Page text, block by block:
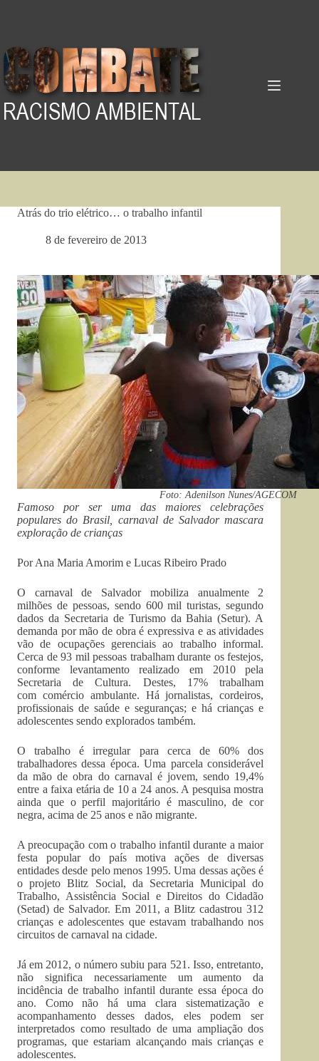
Atrás do trio elétrico… o trabalho infantil
8 de fevereiro de 2013
Foto: Adenilson Nunes/AGECOM
Famoso por ser uma das maiores celebrações
populares do Brasil, carnaval de Salvador mascara
exploração de crianças
Por Ana Maria Amorim e Lucas Ribeiro Prado
O carnaval de Salvador mobiliza anualmente 2
milhões de pessoas, sendo 600 mil turistas, segundo
dados da Secretaria de Turismo da Bahia (Setur). A
demanda por mão de obra é expressiva e as atividades
vão de ocupações gerenciais ao trabalho informal.
Cerca de 93 mil pessoas trabalham durante os festejos,
conforme levantamento realizado em 2010 pela
Secretaria de Cultura. Destes, 17% trabalham
com comércio ambulante. Há jornalistas, cordeiros,
profissionais de saúde e seguranças; e há crianças e
adolescentes sendo explorados também.
O trabalho é irregular para cerca de 60% dos
trabalhadores dessa época. Uma parcela considerável
da mão de obra do carnaval é jovem, sendo 19,4%
entre a faixa etária de 10 a 24 anos. A pesquisa mostra
ainda que o perfil majoritário é masculino, de cor
negra, acima de 25 anos e não migrante.
A preocupação com o trabalho infantil durante a maior
festa popular do país motiva ações de diversas
entidades desde pelo menos 1995. Uma dessas ações é
o projeto Blitz Social, da Secretaria Municipal do
Trabalho, Assistência Social e Direitos do Cidadão
(Setad) de Salvador. Em 2011, a Blitz cadastrou 312
crianças e adolescentes que estavam trabalhando nos
circuitos de carnaval na cidade.
Já em 2012, o número subiu para 521. Isso, entretanto,
não significa necessariamente um aumento da
incidência de trabalho infantil durante essa época do
ano. Como não há uma clara sistematização e
acompanhamento desses dados, eles podem ser
interpretados como resultado de uma ampliação dos
programas, que estariam alcançando mais crianças e
adolescentes.